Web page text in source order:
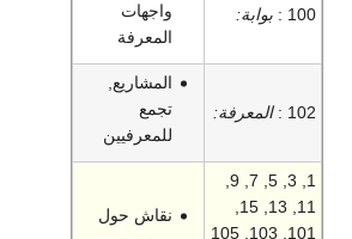
100 : بوابة:
واجهات
المعرفة
102 : المعرفة:
المشاريع,
تجمع
للمعرفيين
101, 103, 105
نقاش حول